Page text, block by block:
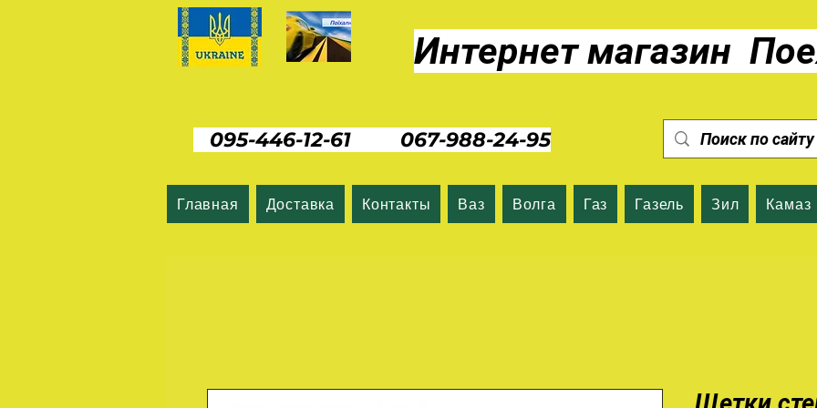
Интернет магазин
095-446-12-61 067-988-24-95
Главная Доставка Контакты Ваз Волга Газ Газель Зил Камаз